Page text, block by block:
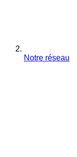
Notre réseau